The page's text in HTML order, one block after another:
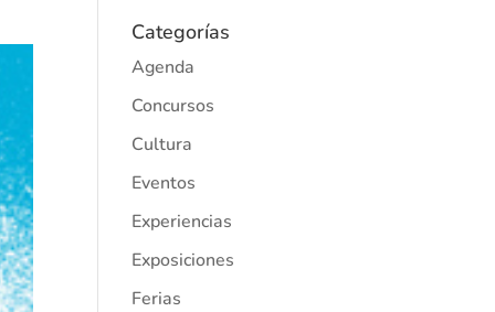
Categorías
Agenda
Concursos
Cultura
Eventos
Experiencias
Exposiciones
Ferias